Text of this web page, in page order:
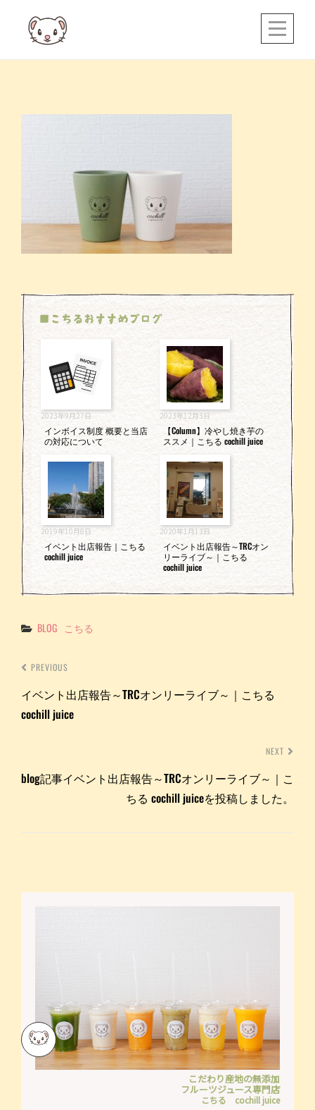
content
■こちるおすすめブログ
2023年9月27日
インボイス制度 概要と当店
の対応について
2023年12月3日
【Column】冷やし焼き芋の
ススメ｜こちる cochill juice
2019年10月8日
イベント出店報告｜こちる
cochill juice
2020年1月13日
イベント出店報告～TRCオン
リーライブ～｜こちる
cochill juice
Categories
BLOG こちる
稿
ョ
PREVIOUS
イベント出店報告～TRCオンリーライブ～｜こちる
cochill juice
NEXT
blog記事イベント出店報告～TRCオンリーライブ～｜こ
ちる cochill juiceを投稿しました。
こだわり産地の無添加
フルーツジュース専門店
こちる cochill juice